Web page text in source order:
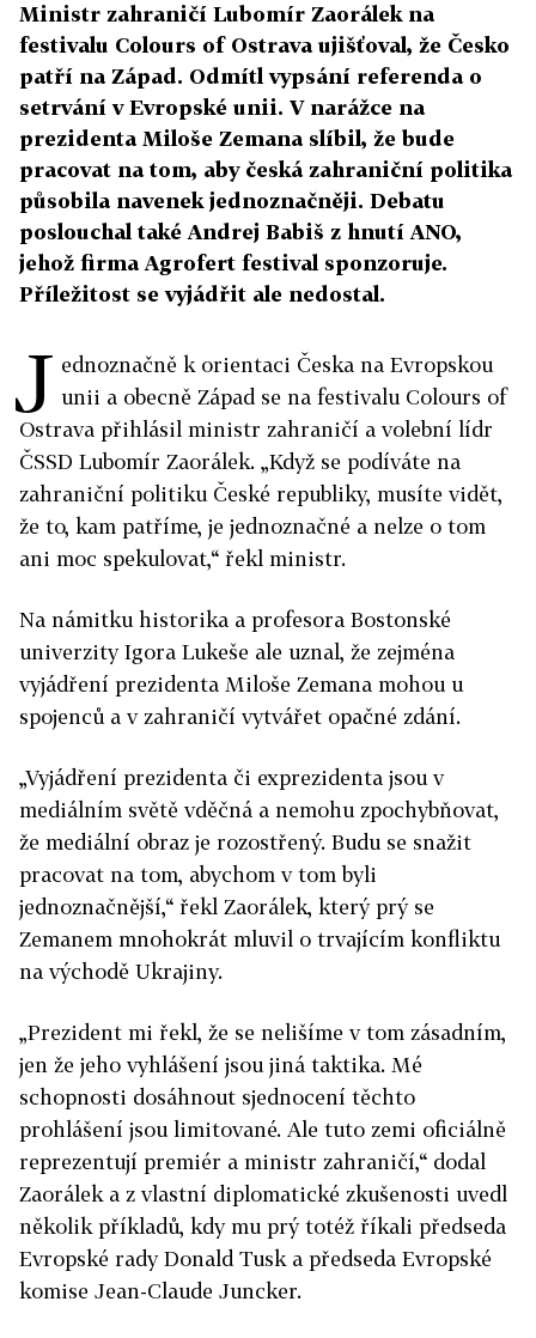
Ministr zahraničí Lubomír Zaorálek na
festivalu Colours of Ostrava ujišťoval, že Česko
patří na Západ. Odmítl vypsání referenda o
setrvání v Evropské unii. V narážce na
prezidenta Miloše Zemana slíbil, že bude
pracovat na tom, aby česká zahraniční politika
působila navenek jednoznačněji. Debatu
poslouchal také Andrej Babiš z hnutí ANO,
jehož firma Agrofert festival sponzoruje.
Příležitost se vyjádřit ale nedostal.
J ednoznačně k orientaci Česka na Evropskou
unii a obecně Západ se na festivalu Colours of
Ostrava přihlásil ministr zahraničí a volební lídr
ČSSD Lubomír Zaorálek. „Když se podíváte na
zahraniční politiku České republiky, musíte vidět,
že to, kam patříme, je jednoznačné a nelze o tom
ani moc spekulovat,“ řekl ministr.
Na námitku historika a profesora Bostonské
univerzity Igora Lukeše ale uznal, že zejména
vyjádření prezidenta Miloše Zemana mohou u
spojenců a v zahraničí vytvářet opačné zdání.
„Vyjádření prezidenta či exprezidenta jsou v
mediálním světě vděčná a nemohu zpochybňovat,
že mediální obraz je rozostřený. Budu se snažit
pracovat na tom, abychom v tom byli
jednoznačnější,“ řekl Zaorálek, který prý se
Zemanem mnohokrát mluvil o trvajícím konfliktu
na východě Ukrajiny.
„Prezident mi řekl, že se nelišíme v tom zásadním,
jen že jeho vyhlášení jsou jiná taktika. Mé
schopnosti dosáhnout sjednocení těchto
prohlášení jsou limitované. Ale tuto zemi oficiálně
reprezentují premiér a ministr zahraničí,“ dodal
Zaorálek a z vlastní diplomatické zkušenosti uvedl
několik příkladů, kdy mu prý totéž říkali předseda
Evropské rady Donald Tusk a předseda Evropské
komise Jean-Claude Juncker.